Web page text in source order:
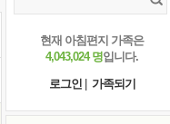
현재 아침편지 가족은
4,043,024 명입니다.
로그인
가족되기